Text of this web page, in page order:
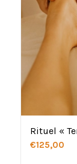
Rituel «
€125,00